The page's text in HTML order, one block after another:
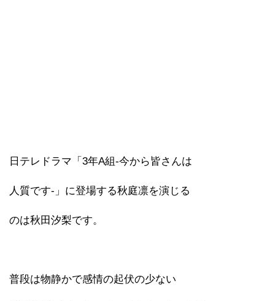
日テレドラマ「3年A組-今から皆さんは
人質です-」に登場する秋庭凛を演じる
のは秋田汐梨です。
普段は物静かで感情の起伏の少ない